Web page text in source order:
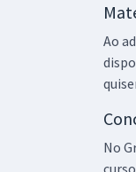
Ao
No